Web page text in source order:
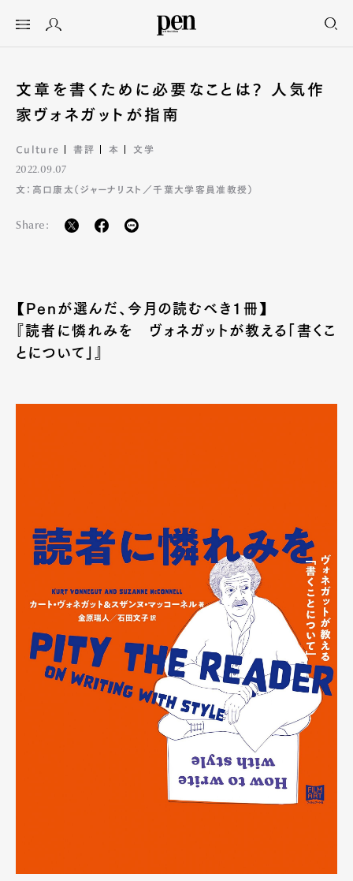
文章を書くために必要なことは? 人気作
家ヴォネガットが指南
Culture 書評 本 文学
2022.09.07
文：高口康太（ジャーナリスト／千葉大学客員准教授）
Share:
【Penが選んだ、今月の読むべき1冊】
『読者に憐れみを ヴォネガットが教える「書くこ
とについて」』